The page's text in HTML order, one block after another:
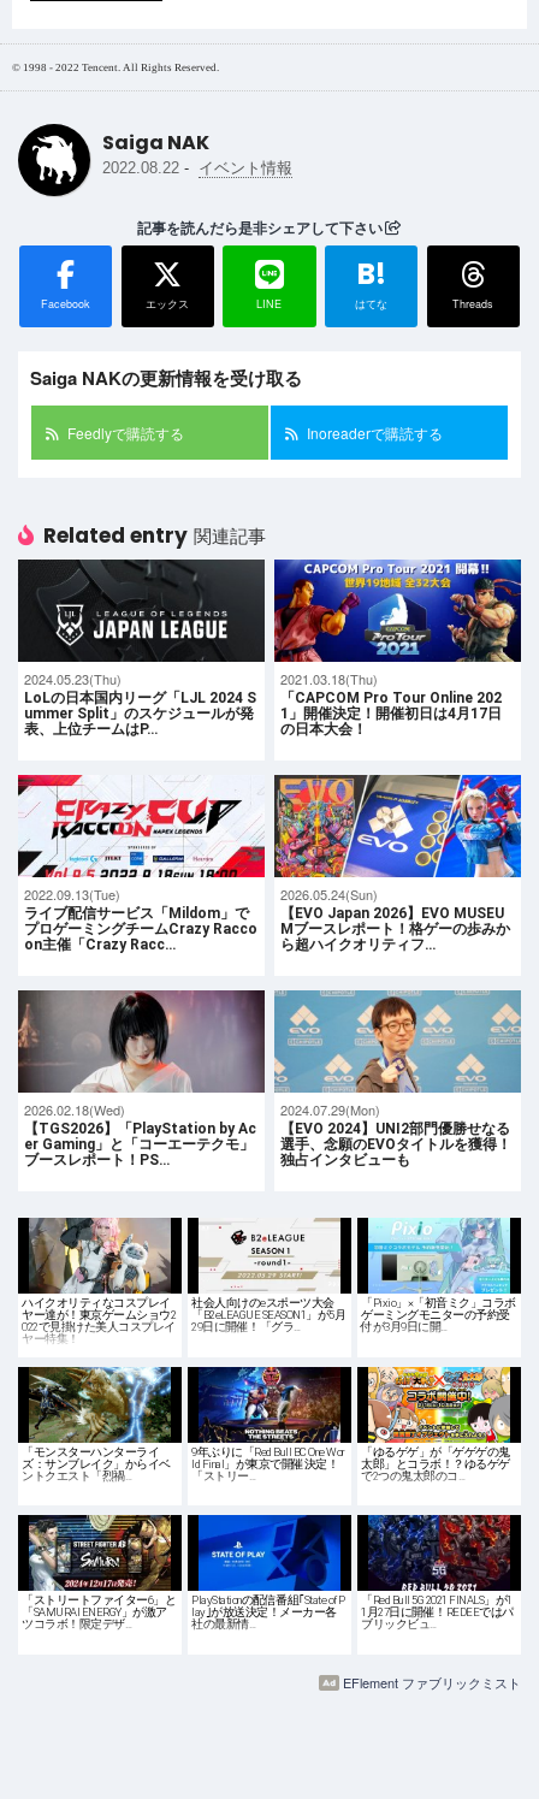
© 1998 - 2022 Tencent. All Rights Reserved.
Saiga NAK
2022.08.22 - イベント情報
記事を読んだら是非シェアして下さい
Facebook エックス LINE
B!
はてな Threads
Saiga NAKの更新情報を受け取る
Feedlyで購読する Inoreaderで購読する
Related entry 関連記事
2024.05.23(Thu)
LoLの日本国内リーグ「LJL 2024 S
ummer Split」のスケジュールが発
表、上位チームはP…
2021.03.18(Thu)
「CAPCOM Pro Tour Online 202
1」開催決定！開催初日は4月17日
の日本大会！
2022.09.13(Tue)
ライブ配信サービス「Mildom」で
プロゲーミングチームCrazy Racco
on主催「Crazy Racc…
2026.05.24(Sun)
【EVO Japan 2026】EVO MUSEU
Mブースレポート！格ゲーの歩みか
ら超ハイクオリティフ…
2026.02.18(Wed)
【TGS2026】「PlayStation by Ac
er Gaming」と「コーエーテクモ」
ブースレポート！PS…
2024.07.29(Mon)
【EVO 2024】UNI2部門優勝せなる
選手、念願のEVOタイトルを獲得！
独占インタビューも
ハイクオリティなコスプレイ
ヤー達が！東京ゲームショウ2
022で見掛けた美人コスプレイ
ヤー特集！
社会人向けのeスポーツ大会
「B2eLEAGUE SEASON1」が5月
29日に開催！「グラ…
「Pixio」×「初音ミク」コラボ
ゲーミングモニターの予約受
付が3月9日に開…
「モンスターハンターライ
ズ：サンブレイク」からイベ
ントクエスト「烈禍…
9年ぶりに「Red Bull BC One Wor
ld Final」が東京で開催決定！
「ストリー…
「ゆるゲゲ」が「ゲゲゲの鬼
太郎」とコラボ！？ゆるゲゲ
で2つの鬼太郎のコ…
「ストリートファイター6」と
「SAMURAI ENERGY」が激ア
ツコラボ！限定デザ…
PlayStationの配信番組｢State of P
lay｣が放送決定！メーカー各
社の最新情…
「Red Bull 5G 2021 FINALS」が1
1月27日に開催！REDEEではパ
ブリックビュ…
EFlement ファブリックミスト